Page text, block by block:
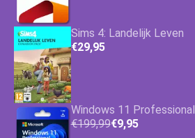
Sims 4: Landelijk Leven
€29,95
Windows 11 Professional
€199,99€9,95